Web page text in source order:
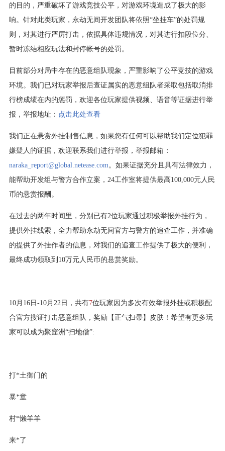
的目的，严重破坏了游戏竞技公平，对游戏环境造成了极大的影
响。针对此类玩家，永劫无间开发团队将依照“坐挂车”的处罚规
则，对其进行严厉打击，依据具体违规情况，对其进行扣段位分、
暂时冻结相应玩法和封停帐号的处罚。
目前部分对局中存在的恶意组队现象，严重影响了公平竞技的游戏
环境。我们已对玩家举报后查证属实的恶意组队者采取包括取消排
行榜成绩在内的惩罚，欢迎各位玩家提供视频、语音等证据进行举
报，举报地址： 点击此处查看
我们正在悬赏外挂制售信息，如果您有任何可以帮助我们定位犯罪
嫌疑人的证据，欢迎联系我们进行举报，举报邮箱：
naraka_report@global.netease.com。如果证据充分且具有法律效力，
能帮助开发组与警方合作立案，24工作室将提供最高100,000元人民
币的悬赏报酬。
在过去的两年时间里，分别已有2位玩家通过积极举报外挂行为，
提供外挂线索，全力帮助永劫无间官方与警方的追查工作，并准确
的提供了外挂作者的信息，对我们的追查工作提供了极大的便利，
最终成功领取到10万元人民币的悬赏奖励。
10月16日-10月22日，共有7位玩家因为多次有效举报外挂或积极配
合官方搜证打击恶意组队，奖励【正气扫帚】皮肤！希望有更多玩
家可以成为聚窟洲“扫地僧”:
打*土御门的
暴*童
村*懒羊羊
来*了